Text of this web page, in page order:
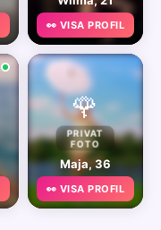
👀 VISA PROFIL
🌹
PRIVAT
FOTO
Maja, 36
👀 VISA PROFIL